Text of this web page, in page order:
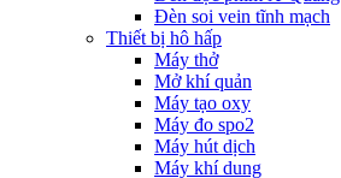
Đèn soi vein tĩnh mạch
Thiết bị hô hấp
Máy thở
Mở khí quản
Máy tạo oxy
Máy đo spo2
Máy hút dịch
Máy khí dung